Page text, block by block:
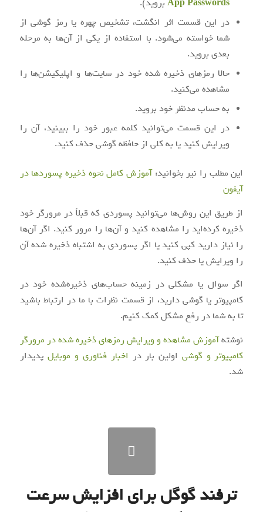
App Passwordsبروید).
در این قسمت اثر انگشت، تشخیص چهره یا رمز گوشی از
شما خواسته می‌شود. با استفاده از یکی از آن‌ها به مرحله
بعدی بروید.
حالا رمزهای ذخیره شده خود در سایت‌ها و اپلیکیشن‌ها را
مشاهده می‌کنید.
به حساب مدنظر خود بروید.
در این قسمت می‌توانید کلمه عبور خود را ببینید، آن را
ویرایش کنید یا به کلی از حافظه گوشی حذف کنید.
این مطلب را نیر بخوانید:آموزش کامل نحوه ذخیره پسوردها در
آیفون
از طریق این روش‌ها می‌توانید پسوردی که قبلاً در مرورگر خود
ذخیره کرده‌اید را مشاهده کنید و آن‌ها را مرور کنید. اگر آن‌ها
را نیاز دارید کپی کنید یا اگر پسوردی به اشتباه ذخیره شده آن
را ویرایش یا حذف کنید.
اگر سوال یا مشکلی در زمینه حساب‌های ذخیره‌شده خود در
کامپیوتر یا گوشی دارید، از قسمت نظرات با ما در ارتباط باشید
تا به شما در رفع مشکل کمک کنیم.
نوشتهآموزش مشاهده و ویرایش رمزهای ذخیره شده در مرورگر
کامپیوتر و گوشی اولین بار در اخبار فناوری و موبایلپدیدار
شد.
ترفند گوگل برای افزایش سرعت